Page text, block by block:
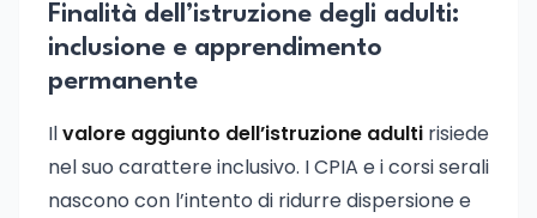
Finalità dell’istruzione degli adulti:
inclusione e apprendimento
permanente
Ilvalore aggiunto dell’istruzione adulti risiede
nel suo carattere inclusivo. I CPIA e i corsi serali
nascono con l’intento di ridurre dispersione e